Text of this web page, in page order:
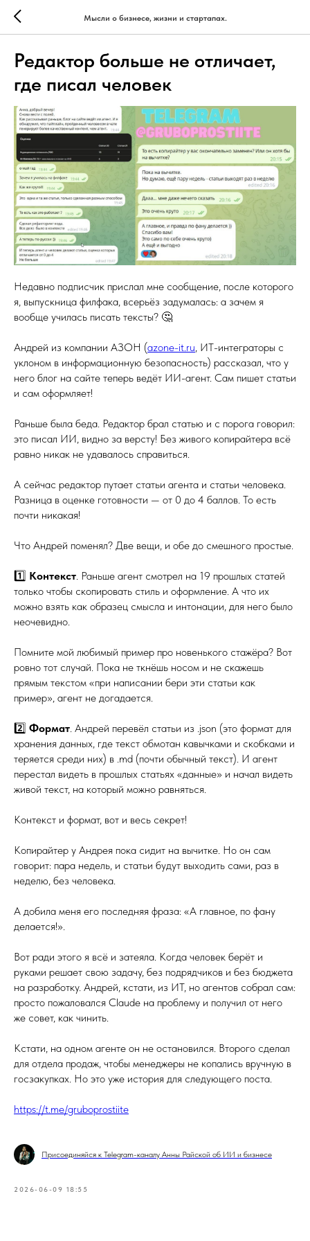
Мысли о бизнесе, жизни и стартапах.
Редактор больше не отличает,
где писал человек
Недавно подписчик прислал мне сообщение, после которого
я, выпускница филфака, всерьёз задумалась: а зачем я
вообще училась писать тексты? 🤔
Андрей из компании АЗОН (azone-it.ru , ИТ-интеграторы с
уклоном в информационную безопасность) рассказал, что у
него блог на сайте теперь ведёт ИИ-агент. Сам пишет статьи
и сам оформляет!
Раньше была беда. Редактор брал статью и с порога говорил:
это писал ИИ, видно за версту! Без живого копирайтера всё
равно никак не удавалось справиться.
А сейчас редактор путает статьи агента и статьи человека.
Разница в оценке готовности — от 0 до 4 баллов. То есть
почти никакая!
Что Андрей поменял? Две вещи, и обе до смешного простые.
1️⃣ Контекст . Раньше агент смотрел на 19 прошлых статей
только чтобы скопировать стиль и оформление. А что их
можно взять как образец смысла и интонации, для него было
неочевидно.
Помните мой любимый пример про новенького стажёра? Вот
ровно тот случай. Пока не ткнёшь носом и не скажешь
прямым текстом «при написании бери эти статьи как
пример», агент не догадается.
2️⃣ Формат . Андрей перевёл статьи из .json (это формат для
хранения данных, где текст обмотан кавычками и скобками и
теряется среди них) в .md (почти обычный текст). И агент
перестал видеть в прошлых статьях «данные» и начал видеть
живой текст, на который можно равняться.
Контекст и формат, вот и весь секрет!
Копирайтер у Андрея пока сидит на вычитке. Но он сам
говорит: пара недель, и статьи будут выходить сами, раз в
неделю, без человека.
А добила меня его последняя фраза: «А главное, по фану
делается!».
Вот ради этого я всё и затеяла. Когда человек берёт и
руками решает свою задачу, без подрядчиков и без бюджета
на разработку. Андрей, кстати, из ИТ, но агентов собрал сам:
просто пожаловался Claude на проблему и получил от него
же совет, как чинить.
Кстати, на одном агенте он не остановился. Второго сделал
для отдела продаж, чтобы менеджеры не копались вручную в
госзакупках. Но это уже история для следующего поста.
https://t.me/gruboprostiite
Присоединяйся к Telegram-каналу Анны Райской об ИИ и бизнесе
2026-06-09 18:55